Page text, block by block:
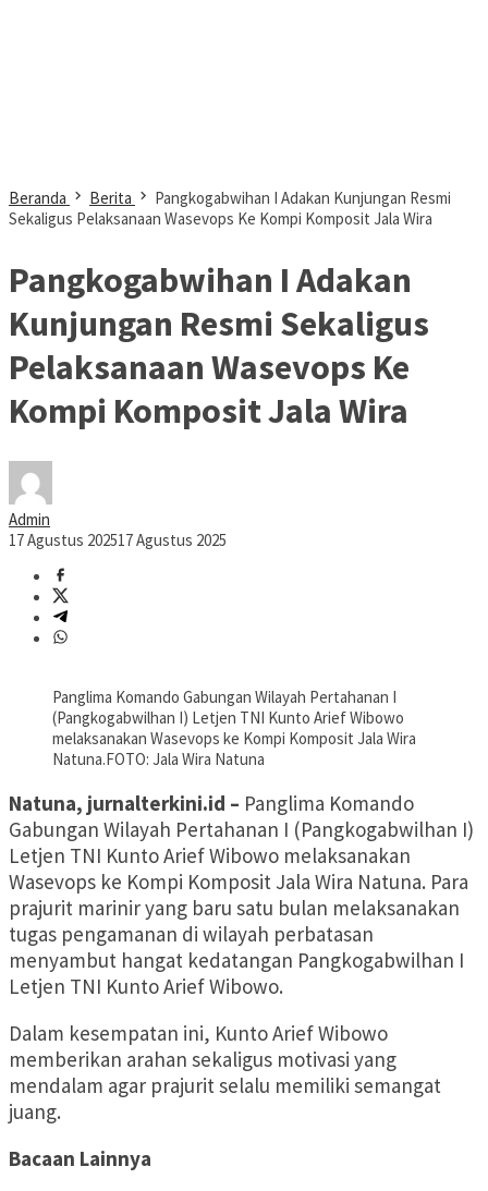
Beranda Berita
Pangkogabwihan I Adakan Kunjungan Resmi
Sekaligus Pelaksanaan Wasevops Ke Kompi Komposit Jala Wira
Pangkogabwihan I Adakan
Kunjungan Resmi Sekaligus
Pelaksanaan Wasevops Ke
Kompi Komposit Jala Wira
Admin
17 Agustus 202517 Agustus 2025
Panglima Komando Gabungan Wilayah Pertahanan I
(Pangkogabwilhan I) Letjen TNI Kunto Arief Wibowo
melaksanakan Wasevops ke Kompi Komposit Jala Wira
Natuna.FOTO: Jala Wira Natuna
Natuna, jurnalterkini.id – Panglima Komando
Gabungan Wilayah Pertahanan I (Pangkogabwilhan I)
Letjen TNI Kunto Arief Wibowo melaksanakan
Wasevops ke Kompi Komposit Jala Wira Natuna. Para
prajurit marinir yang baru satu bulan melaksanakan
tugas pengamanan di wilayah perbatasan
menyambut hangat kedatangan Pangkogabwilhan I
Letjen TNI Kunto Arief Wibowo.
Dalam kesempatan ini, Kunto Arief Wibowo
memberikan arahan sekaligus motivasi yang
mendalam agar prajurit selalu memiliki semangat
juang.
Bacaan Lainnya